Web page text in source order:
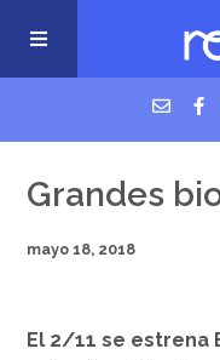
USM Podcast
Cigarrillos en la cama
Música nueva
Grandes
mayo 18, 2018
El 2/11 se estrena